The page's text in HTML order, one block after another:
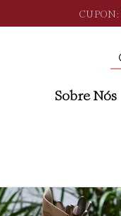
CUPON:
Sobre Nós